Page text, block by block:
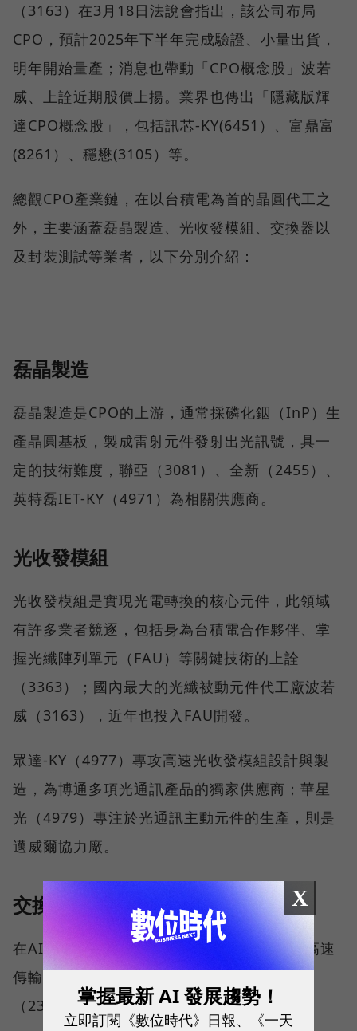
（3163）在3月18日法說會指出，該公司布局
CPO，預計2025年下半年完成驗證、小量出貨，
明年開始量產；消息也帶動「CPO概念股」波若
威、上詮近期股價上揚。業界也傳出「隱藏版輝
達CPO概念股」，包括訊芯-KY(6451）、富鼎富
(8261）、穩懋(3105）等。
總觀CPO產業鏈，在以台積電為首的晶圓代工之
外，主要涵蓋磊晶製造、光收發模組、交換器以
及封裝測試等業者，以下分別介紹：
磊晶製造
磊晶製造是CPO的上游，通常採磷化銦（InP）生
產晶圓基板，製成雷射元件發射出光訊號，具一
定的技術難度，聯亞（3081）、全新（2455）、
英特磊IET-KY（4971）為相關供應商。
光收發模組
光收發模組是實現光電轉換的核心元件，此領域
有許多業者競逐，包括身為台積電合作夥伴、掌
握光纖陣列單元（FAU）等關鍵技術的上詮
（3363）；國內最大的光纖被動元件代工廠波若
威（3163），近年也投入FAU開發。
眾達-KY（4977）專攻高速光收發模組設計與製
造，為博通多項光通訊產品的獨家供應商；華星
光（4979）專注於光通訊主動元件的生產，則是
邁威爾協力廠。
交換器
在AI伺服器中，交換器（Switch）在資料的高速
傳輸扮演重要角色，相關台廠包括網通廠智邦
（2345）、明泰（3380）等。
X
掌握最新 AI 發展趨勢！
立即訂閱《數位時代》日報、《一天